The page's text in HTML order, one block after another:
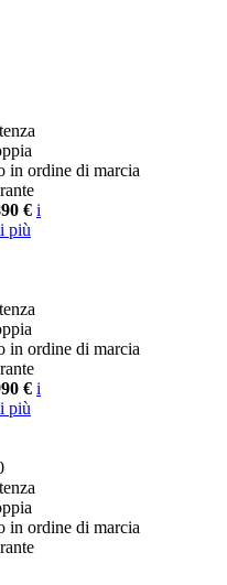
in ordine di marcia
€ i
più
in ordine di marcia
€ i
più
in ordine di marcia